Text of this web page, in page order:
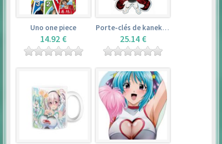
Uno one piece
14.92 €
Porte-clés de kaneki ken – tokyo ghoul
25.14 €